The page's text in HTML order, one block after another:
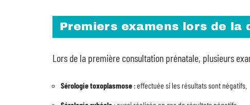
Premiers examens lors de la
Lors de la première consultation prénatale, plusieurs
Sérologie toxoplasmose : effectuée si les résultats sont négatifs.